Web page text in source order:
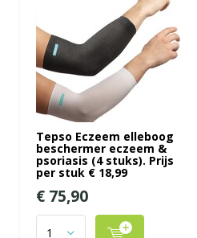
Tepso Eczeem elleboog
beschermer eczeem &
psoriasis (4 stuks). Prijs
per stuk € 18,99
€ 75,90